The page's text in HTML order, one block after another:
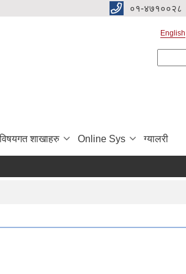
०१-४७१००२८
English
विषयगत शाखाहरु Online Sys ग्यालरी